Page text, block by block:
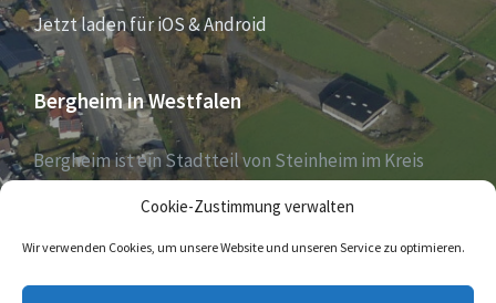
Cookie-Zustimmung verwalten
Wir verwenden Cookies, um unsere Website und unseren Service zu optimieren.
Jetzt laden für iOS & Android
Bergheim in Westfalen
Bergheim ist ein Stadtteil von Steinheim im Kreis
Höxter, Nordrhein-Westfalen, und zählt aktuell 1030
Einwohner – Stand 31. Dezember 2018.